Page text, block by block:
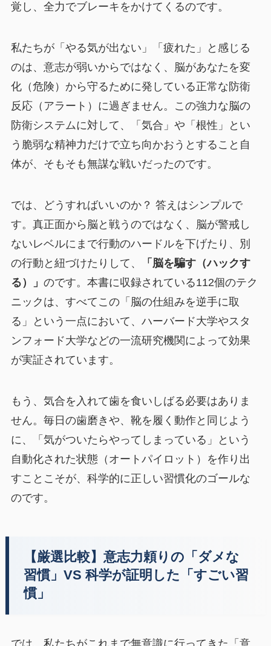
覚し、全力でブレーキをかけてくるのです。
私たちが「やる気が出ない」「疲れた」と感じる
のは、意志が弱いからではなく、脳があなたを変
化（危険）から守るために発している正常な防衛
反応（アラート）に過ぎません。この強力な脳の
防衛システムに対して、「気合」や「根性」とい
う脆弱な精神力だけで立ち向かおうとすること自
体が、そもそも無謀な戦いだったのです。
では、どうすればいいのか？ 答えはシンプルで
す。真正面から脳と戦うのではなく、脳が警戒し
ないレベルにまで行動のハードルを下げたり、別
の行動と紐づけたりして、
「脳を騙す（ハックす
る）」 のです。本書に収録されている112個のテク
ニックは、すべてこの「脳の仕組みを逆手に取
る」という一点において、ハーバード大学やスタ
ンフォード大学などの一流研究機関によって効果
が実証されています。
もう、気合を入れて歯を食いしばる必要はありま
せん。毎日の歯磨きや、靴を履く動作と同じよう
に、「気がついたらやってしまっている」という
自動化された状態（オートパイロット）を作り出
すことこそが、科学的に正しい習慣化のゴールな
のです。
【厳選比較】意志力頼りの「ダメな
習慣」VS 科学が証明した「すごい習
慣」
では、私たちがこれまで無意識に行ってきた「意